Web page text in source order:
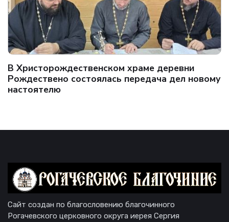
В Христорождественском храме деревни
Рождествено состоялась передача дел новому
настоятелю
Сайт создан по благословению благочинного
Рогачевского церковного округа иерея Сергия